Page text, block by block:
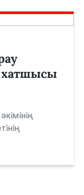
хатшысы